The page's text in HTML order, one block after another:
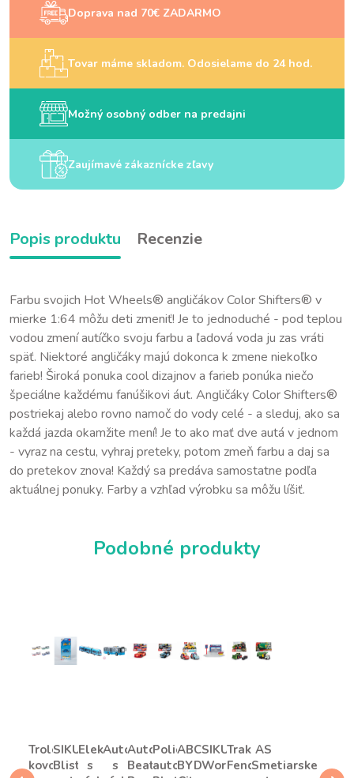
Doprava nad 70€ ZADARMO
Tovar máme skladom. Odosielame do 24 hod.
Možný osobný odber na predajni
Zaujímavé zákaznícke zľavy
Popis produktu Recenzie
Farbu svojich Hot Wheels® angličákov Color Shifters® v
mierke 1:64 môžu deti zmeniť! Je to jednoduché - pod teplou
vodou zmení autíčko svoju farbu a ľadová voda ju zas vráti
späť. Niektoré angličáky majú dokonca k zmene niekoľko
farieb! Široká ponuka cool dizajnov a farieb ponúka niečo
špeciálne každému fanúšikovi áut. Angličáky Color Shifters®
postriekaj alebo rovno namoč do vody celé - a sleduj, ako sa
každá jazda okamžite mení! Je to ako mať dve autá v jednom
- vyraz na cestu, vyhraj preteky, potom zmeň farbu a daj sa
do pretekov znova! Každý sa predáva samostatne podľa
aktuálnej ponuky. Farby a vzhľad výrobku sa môžu líšiť.
Podobné produkty
Trolejbus
kovový
SIKU
Blister
Električka
s
Autobus
s
Auto
Beat
Policajné
auto
ABC
BYD
SIKU
World
Traktor
Fendt
AS
Smetiarske